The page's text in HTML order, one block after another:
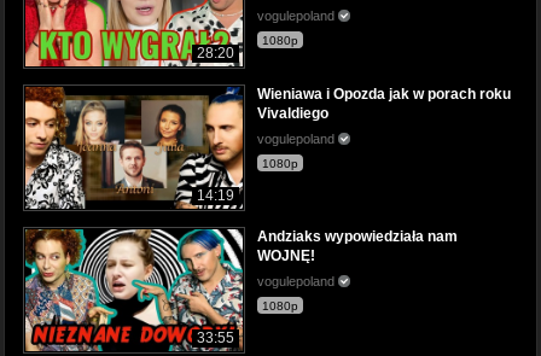
28:20
vogulepoland
1080p
14:19
Wieniawa i Opozda jak w porach roku
Vivaldiego
vogulepoland
1080p
33:55
Andziaks wypowiedziała nam
WOJNĘ!
vogulepoland
1080p